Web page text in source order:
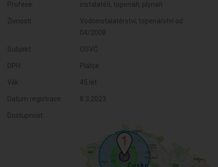
Profese: instalatéři, topenáři, plynaři
Živnosti:
Vodoinstalatérství, topenářství od
04/2008
Subjekt: OSVČ
DPH: Plátce
Věk: 45 let
Datum registrace: 8.3.2023
Dostupnost: